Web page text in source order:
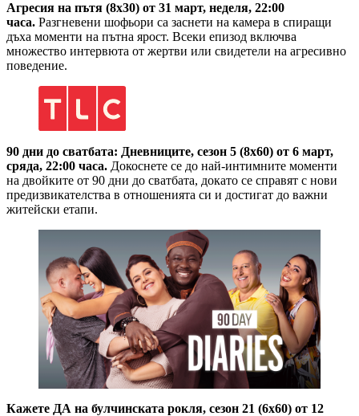
Агресия на пътя (8х30) от 31 март, неделя, 22:00
часа. Разгневени шофьори са заснети на камера в спиращи
дъха моменти на пътна ярост. Всеки епизод включва
множество интервюта от жертви или свидетели на агресивно
поведение.
90 дни до сватбата: Дневниците, сезон 5 (8х60) от 6 март,
сряда, 22:00 часа. Докоснете се до най-интимните моменти
на двойките от 90 дни до сватбата, докато се справят с нови
предизвикателства в отношенията си и достигат до важни
житейски етапи.
Кажете ДА на булчинската рокля, сезон 21 (6х60) от 12